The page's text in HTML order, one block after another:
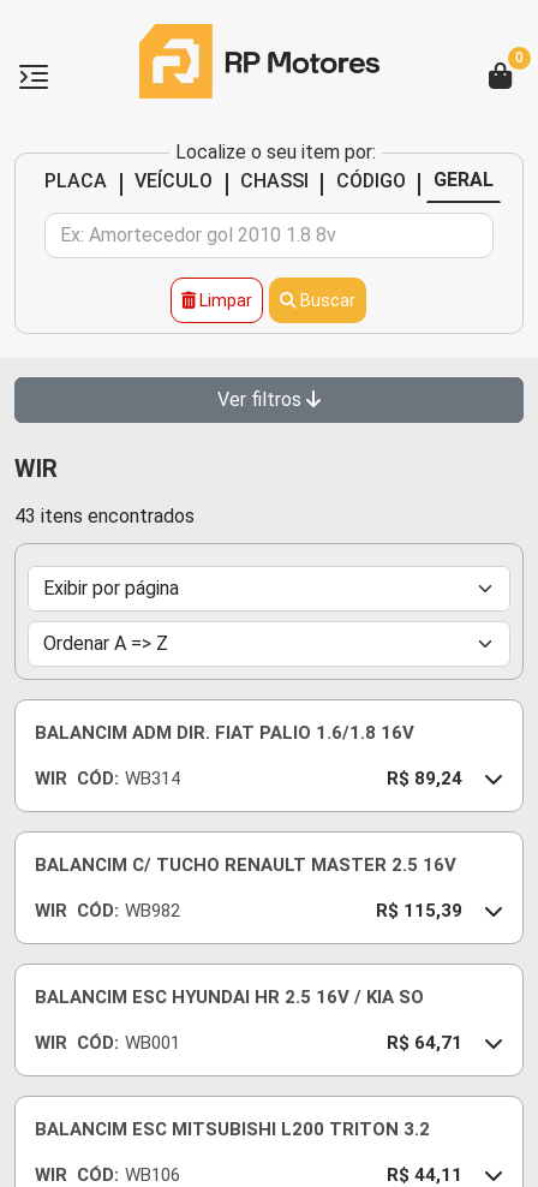
Localize o seu item por:
PLACA
| VEÍCULO | CHASSI | CÓDIGO | GERAL
Limpar Buscar
0
Ver filtros
WIR
43 itens encontrados
BALANCIM ADM DIR. FIAT PALIO 1.6/1.8 16V
WIR CÓD: WB314 R$ 89,24
BALANCIM C/ TUCHO RENAULT MASTER 2.5 16V
WIR CÓD: WB982 R$ 115,39
BALANCIM ESC HYUNDAI HR 2.5 16V / KIA SO
WIR CÓD: WB001 R$ 64,71
BALANCIM ESC MITSUBISHI L200 TRITON 3.2
WIR CÓD: WB106 R$ 44,11